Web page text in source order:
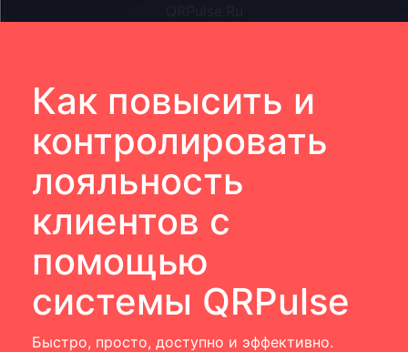
Как повысить и
контролировать
лояльность
клиентов с
помощью
системы QRPulse
Быстро, просто, доступно и эффективно.